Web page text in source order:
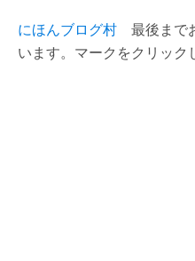
にほんブログ村 最後まで
います。マークをクリック